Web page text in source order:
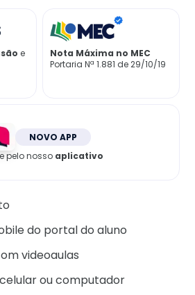
e
Nota Máxima no MEC
Portaria Nª 1.881 de 29/10/19
NOVO APP
pelo nosso aplicativo
do portal do aluno
videoaulas
ou computador